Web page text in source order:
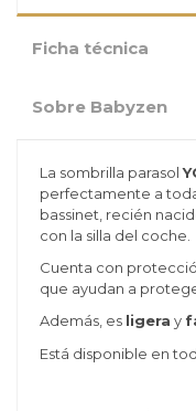
Ficha técnica
Sobre Babyzen
La sombrilla parasol
perfectamente a
bassinet, recién
con la silla del coche.
Cuenta con
que ayudan a
Además, es ligera y
Está disponible en